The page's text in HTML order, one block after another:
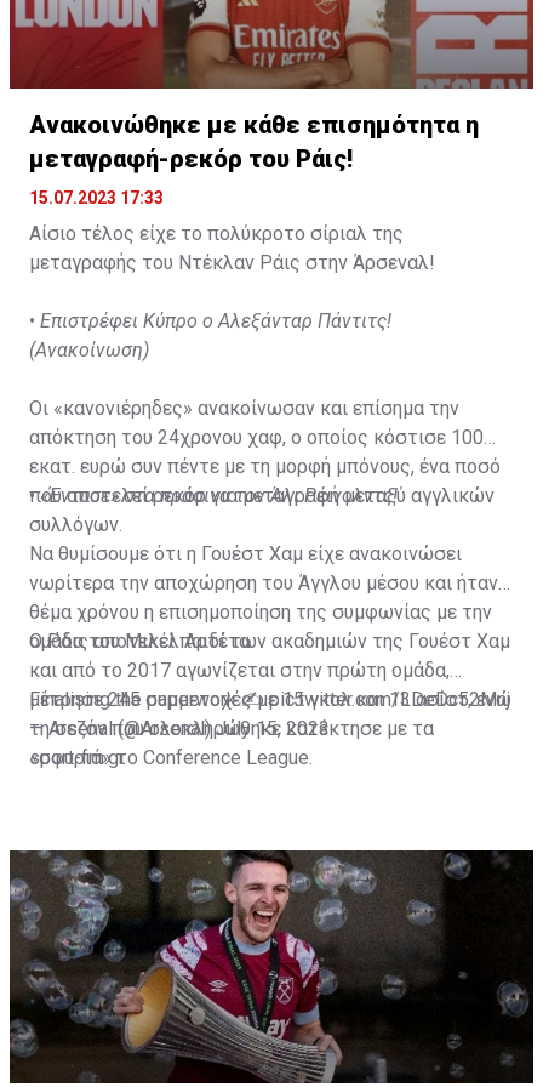
Ανακοινώθηκε με κάθε επισημότητα η
μεταγραφή-ρεκόρ του Ράις!
15.07.2023 17:33
Αίσιο τέλος είχε το πολύκροτο σίριαλ της
μεταγραφής του Ντέκλαν Ράις στην Άρσεναλ!
• Επιστρέφει Κύπρο ο Αλεξάνταρ Πάντιτς!
(Ανακοίνωση)
Οι «κανονιέρηδες» ανακοίνωσαν και επίσημα την
απόκτηση του 24χρονου χαφ, ο οποίος κόστισε 100
εκατ. ευρώ συν πέντε με τη μορφή μπόνους, ένα ποσό
που αποτελεί ρεκόρ για μεταγραφή μεταξύ αγγλικών
συλλόγων.
•«Έντυσε» στα πράσινα τον Άλι Ρέινολντς!
Να θυμίσουμε ότι η Γουέστ Χαμ είχε ανακοινώσει
νωρίτερα την αποχώρηση του Άγγλου μέσου και ήταν
θέμα χρόνου η επισημοποίηση της συμφωνίας με την
ομάδα του Μικέλ Αρτέτα.
Ο Ράις αποτελεί παιδί των ακαδημιών της Γουέστ Χαμ
και από το 2017 αγωνίζεται στην πρώτη ομάδα,
μέτρησε 245 συμμετοχές με 15 γκολ και 13 ασίστ, ενώ
τη σεζόν που ολοκληρώθηκε κατέκτησε με τα
«σφυριά» το Conference League.
Finalising the paperwork ✍️pic.twitter.com/LDeDc52Mnj
— Arsenal (@Arsenal)July 15, 2023
sport-fm.gr